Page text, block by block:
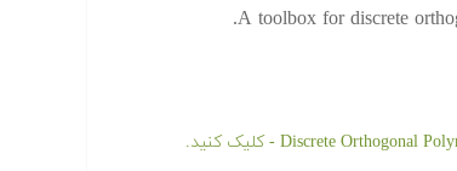
A toolbox for discrete